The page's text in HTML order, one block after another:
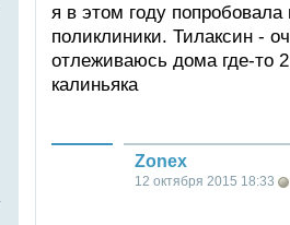
я в этом году
поликлиники. Тилаксин -
отлеживаюсь дома где-то
калиньяка
Zonex
12 октября 2015 18:33